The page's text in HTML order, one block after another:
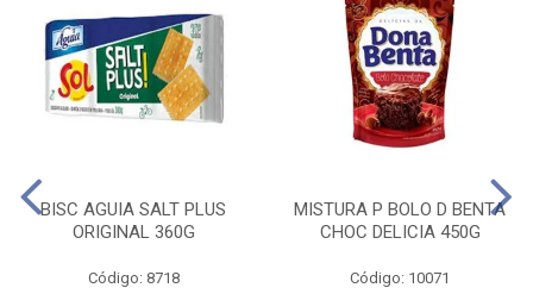
BISC AGUIA SALT PLUS
ORIGINAL 360G
Código: 8718
MISTURA P BOLO D BENTA
CHOC DELICIA 450G
Código: 10071